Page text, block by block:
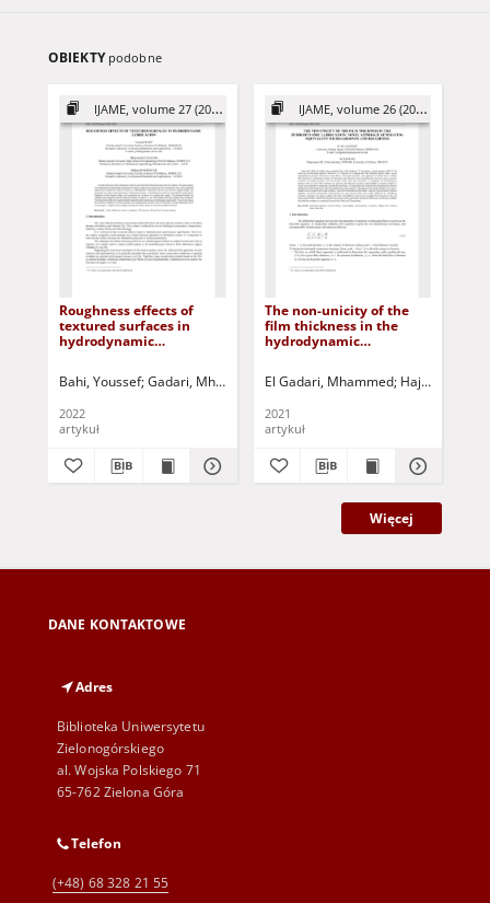
OBIEKTY podobne
IJAME, volume 27 (2022)
Roughness effects of
textured surfaces in
hydrodynamic
Bahi, Youssef Gadari, Mhammed El Rahmoune, Miloud Jurczak,
2022
artykuł
IJAME, volume 26 (2021)
The non-unicity of the
film thickness in the
hydrodynamic
equivalent micro-grooves
El Gadari, Mhammed Hajjam,
2021
artykuł
Więcej
DANE KONTAKTOWE
Adres
Biblioteka Uniwersytetu
Zielonogórskiego
al. Wojska Polskiego 71
65-762 Zielona Góra
Telefon
(+48) 68 328 21 55